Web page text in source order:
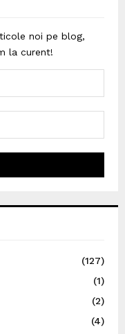
noi pe blog,
la curent!
(127)
(1)
(2)
(4)